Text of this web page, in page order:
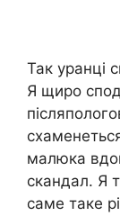
Так уранці
Я щиро
малюка
скандал. Я
саме таке